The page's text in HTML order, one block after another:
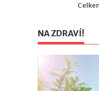
NA ZDRAVÍ!